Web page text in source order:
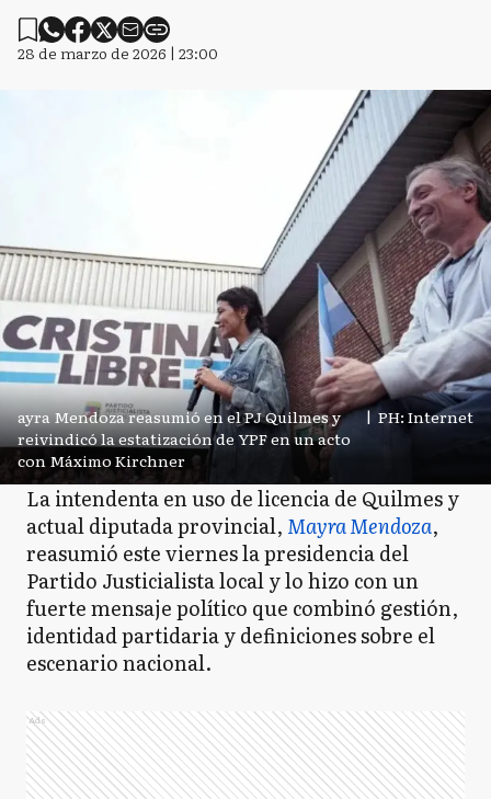
28 de marzo de 2026 | 23:00
ayra Mendoza reasumió en el PJ Quilmes y
reivindicó la estatización de YPF en un acto
con Máximo Kirchner
| PH: Internet
La intendenta en uso de licencia de Quilmes y
actual diputada provincial, Mayra Mendoza,
reasumió este viernes la presidencia del
Partido Justicialista local y lo hizo con un
fuerte mensaje político que combinó gestión,
identidad partidaria y definiciones sobre el
escenario nacional.
Ads